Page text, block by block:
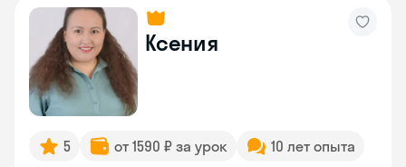
Ксения
5 от 1590 ₽ за урок 10 лет опыта